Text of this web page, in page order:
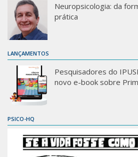
Neuropsicologia: da
prática
LANÇAMENTOS
Pesquisadores do
novo e-book sobre
PSICO-HQ